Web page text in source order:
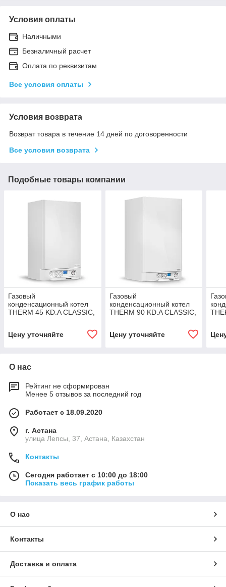
Условия оплаты
Наличными
Безналичный расчет
Оплата по реквизитам
Все условия оплаты
Условия возврата
Возврат товара в течение 14 дней по договоренности
Все условия возврата
Подобные товары компании
Газовый
конденсационный котел
THERM 45 KD.A CLASSIC,
Цену уточняйте
Газовый
конденсационный котел
THERM 90 KD.A CLASSIC,
Цену уточняйте
О нас
Рейтинг не сформирован
Менее 5 отзывов за последний год
Работает с 18.09.2020
г. Астана
улица Лепсы, 37, Астана, Казахстан
Контакты
Сегодня работает с 10:00 до 18:00
Показать весь график работы
О нас
Контакты
Доставка и оплата